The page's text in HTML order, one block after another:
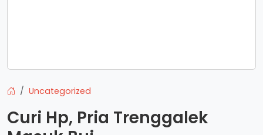
Uncategorized
Curi Hp, Pria Trenggalek